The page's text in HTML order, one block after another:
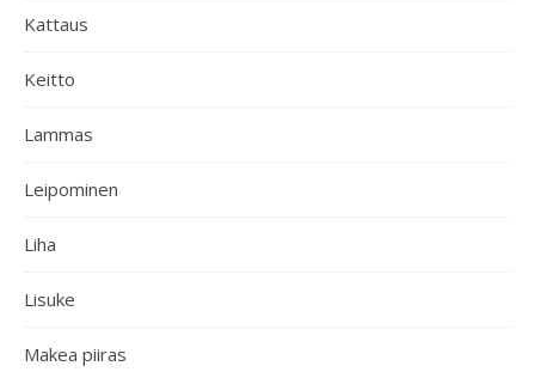
Kattaus
Keitto
Lammas
Leipominen
Liha
Lisuke
Makea piiras